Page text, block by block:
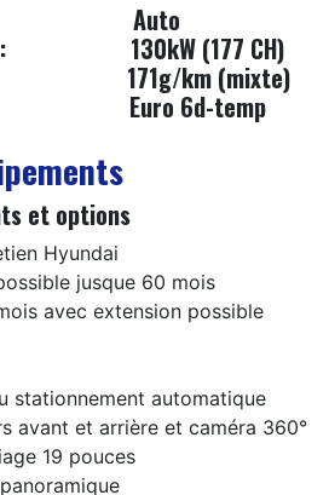
​Auto
130kW (177 CH)
171g/km (mixte)
​Euro 6d-temp
et options
Hyundai
jusque 60 mois
avec extension possible
stationnement automatique
avant et arrière et caméra 360°
19 pouces